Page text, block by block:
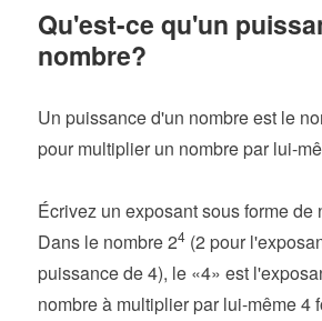
Qu'est-ce qu'un
nombre?
Un puissance d'un nombre est le
pour multiplier un nombre par lui-
Écrivez un exposant sous forme de
Dans le nombre 24 (2 pour
puissance de 4), le «4» est
nombre à multiplier par lui-même 4